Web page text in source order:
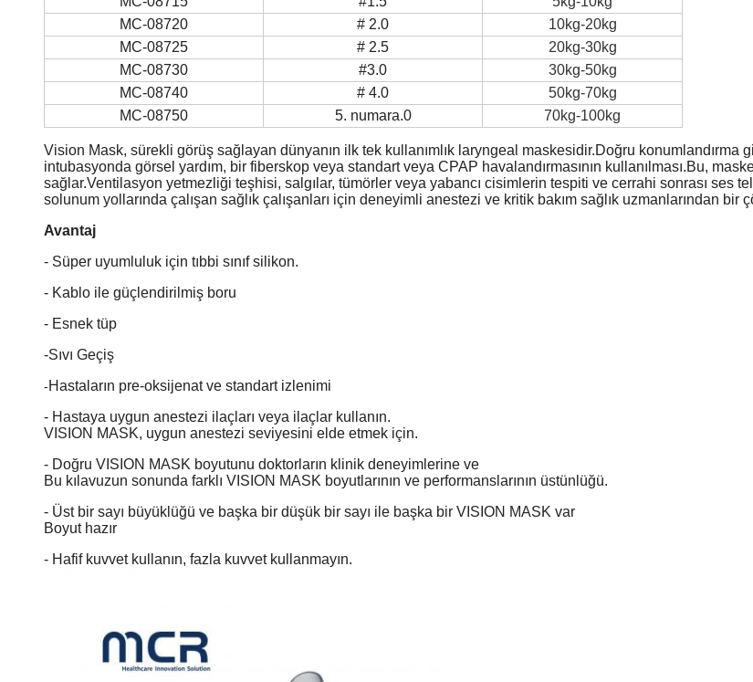
MC-08720
# 2.0
10kg-20kg
MC-08725
# 2.5
20kg-30kg
MC-08730
#3.0
30kg-50kg
MC-08740
# 4.0
50kg-70kg
MC-08750
5. numara.0 70kg-100kg
Vision Mask, sürekli görüş sağlayan dünyanın ilk tek kullanımlık laryngeal maskesidir.Doğru konumlandırma
intubasyonda görsel yardım, bir fiberskop veya standart veya CPAP havalandırmasının kullanılması.Bu,
sağlar.Ventilasyon yetmezliği teşhisi, salgılar, tümörler veya yabancı cisimlerin tespiti ve cerrahi sonrası ses
solunum yollarında çalışan sağlık çalışanları için deneyimli anestezi ve kritik bakım sağlık uzmanlarından bir
Avantaj
- Süper uyumluluk için tıbbi sınıf silikon.
- Kablo ile güçlendirilmiş boru
- Esnek tüp
-Sıvı Geçiş
-Hastaların pre-oksijenat ve standart izlenimi
- Hastaya uygun anestezi ilaçları veya ilaçlar kullanın.
VISION MASK, uygun anestezi seviyesini elde etmek için.
- Doğru VISION MASK boyutunu doktorların klinik deneyimlerine ve
Bu kılavuzun sonunda farklı VISION MASK boyutlarının ve performanslarının üstünlüğü.
- Üst bir sayı büyüklüğü ve başka bir düşük bir sayı ile başka bir VISION MASK var
Boyut hazır
- Hafif kuvvet kullanın, fazla kuvvet kullanmayın.